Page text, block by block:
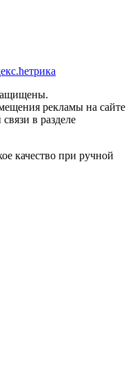
рекламы на сайте
в разделе
качество при ручной